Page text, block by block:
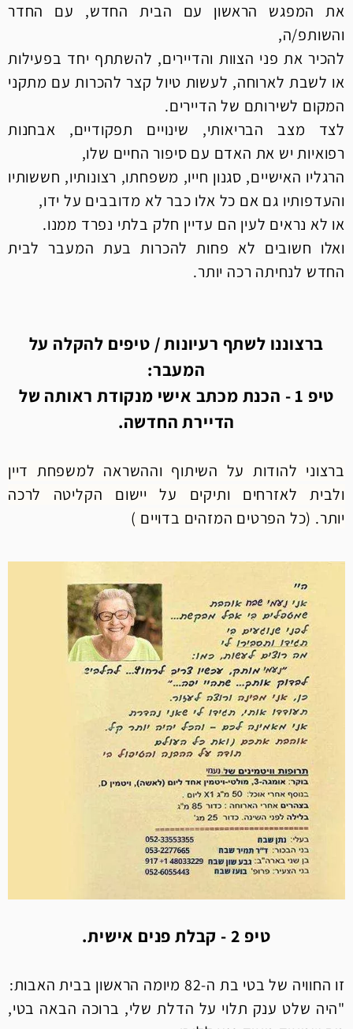
את המפגש הראשון עם הבית החדש, עם החדר
והשותפ/ה,
להכיר את פני הצוות והדיירים, להשתתף יחד בפעילות
או לשבת לארוחה, לעשות טיול קצר להכרות עם מתקני
המקום לשירותם של הדיירים.
לצד מצב הבריאותי, שינויים תפקודיים, אבחנות
רפואיות יש את האדם עם סיפור החיים שלו,
הרגליו האישיים, סגנון חייו, משפחתו, רצונותיו, חששותיו
והעדפותיו גם אם כל אלו כבר לא מדובבים על ידו,
או לא נראים לעין הם עדיין חלק בלתי נפרד ממנו.
ואלו חשובים לא פחות להכרות בעת המעבר לבית
החדש לנחיתה רכה יותר.
ברצוננו לשתף רעיונות / טיפים להקלה על
המעבר:
טיפ 1 - הכנת מכתב אישי מנקודת ראותה של
הדיירת החדשה.
ברצוני להודות על השיתוף וההשראה למשפחת דיין
ולבית לאזרחים ותיקים על יישום הקליטה לרכה
יותר. (כל הפרטים המזהים בדויים )
טיפ 2 - קבלת פנים אישית.
זו החוויה של בטי בת ה-82 מיומה הראשון בבית האבות:
"היה שלט ענק תלוי על הדלת שלי, ברוכה הבאה בטי,